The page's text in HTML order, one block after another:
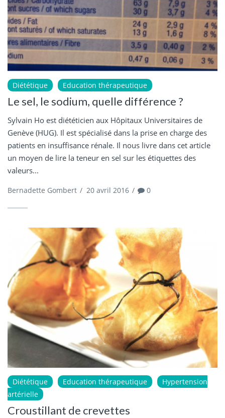
Diététique Education thérapeutique
Le sel, le sodium, quelle différence ?
Sylvain Ho est diététicien aux Hôpitaux Universitaires de
Genève (HUG). Il est spécialisé dans la prise en charge des
patients en insuffisance rénale. Il nous livre dans cet article
un moyen de lire la teneur en sel sur les étiquettes des
valeurs...
Bernadette Gombert / 20 avril 2016 / 0
Diététique Education thérapeutique
Hypertension
artérielle
Croustillant de crevettes